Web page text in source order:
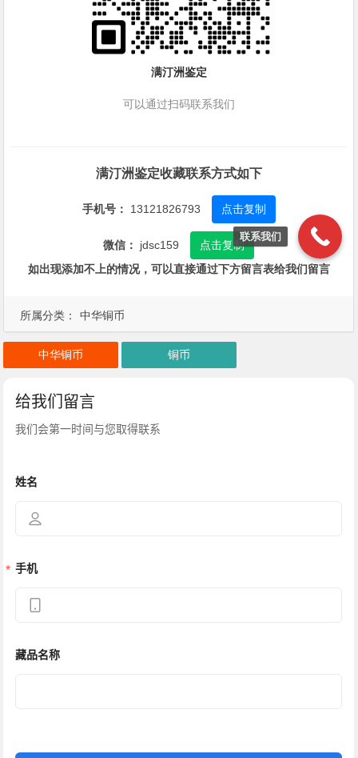
所属分类： 中华铜币
满汀洲鉴定
可以通过扫码联系我们
满汀洲鉴定收藏联系方式如下
手机号： 13121826793 点击复制
微信： jdsc159
点击复制
如出现添加不上的情况，可以直接通过下方留言表给我们留言
中华铜币 铜币
联系我们